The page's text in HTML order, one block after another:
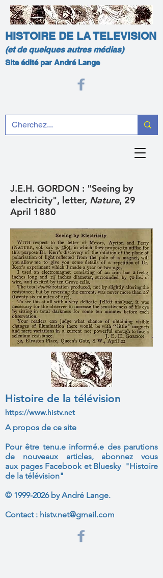
HISTOIRE DE LA TELEVISION
(et de quelques autres médias)
Site édité par André Lange
J.E.H. GORDON : "Seeing by
electricity", letter, Nature, 29
April 1880
Histoire de la télévision
https://www.histv.net
A propos de ce site
Pour être tenu.e informé.e des parutions
de nouveaux articles, abonnez vous
aux pages Facebook et Bluesky "Histoire
de la télévision"
© 1999-2026by André Lange.
Contact : histv.net@gmail.com